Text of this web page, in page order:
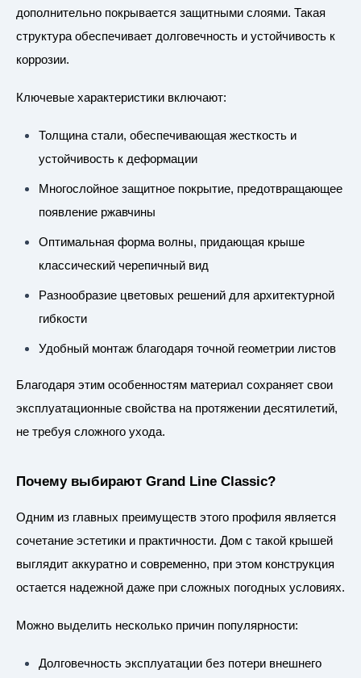
дополнительно покрывается защитными слоями. Такая
структура обеспечивает долговечность и устойчивость к
коррозии.
Ключевые характеристики включают:
Толщина стали, обеспечивающая жесткость и
устойчивость к деформации
Многослойное защитное покрытие, предотвращающее
появление ржавчины
Оптимальная форма волны, придающая крыше
классический черепичный вид
Разнообразие цветовых решений для архитектурной
гибкости
Удобный монтаж благодаря точной геометрии листов
Благодаря этим особенностям материал сохраняет свои
эксплуатационные свойства на протяжении десятилетий,
не требуя сложного ухода.
Почему выбирают Grand Line Classic?
Одним из главных преимуществ этого профиля является
сочетание эстетики и практичности. Дом с такой крышей
выглядит аккуратно и современно, при этом конструкция
остается надежной даже при сложных погодных условиях.
Можно выделить несколько причин популярности:
Долговечность эксплуатации без потери внешнего